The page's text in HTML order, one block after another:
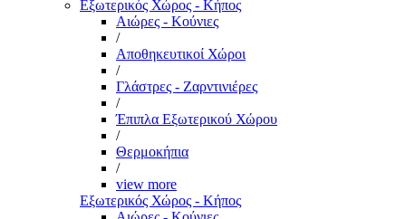
Εξωτερικός Χώρος - Κήπος
Αιώρες - Κούνιες
/
Αποθηκευτικοί Χώροι
/
Γλάστρες - Ζαρντινιέρες
/
Έπιπλα Εξωτερικού Χώρου
/
Θερμοκήπια
/
view more
Εξωτερικός Χώρος - Κήπος